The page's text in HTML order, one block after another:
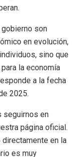
son
en evolución,
sino que
la economía
a la fecha
2025.
seguirnos en
página oficial.
en la
es muy